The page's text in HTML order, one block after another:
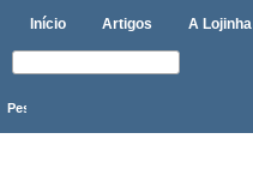
Início Artigos A Lojinha